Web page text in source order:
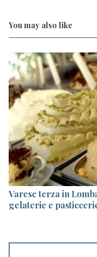
You may also like
Varese terza in
gelaterie e